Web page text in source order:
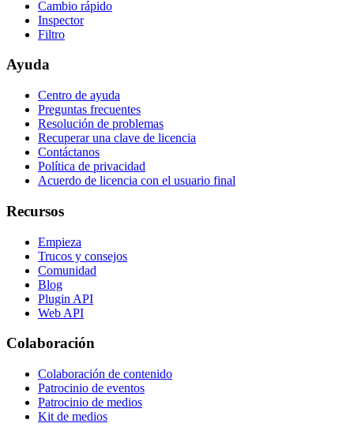
Cambio rápido
Inspector
Filtro
Ayuda
Centro de ayuda
Preguntas frecuentes
Resolución de problemas
Recuperar una clave de licencia
Contáctanos
Política de privacidad
Acuerdo de licencia con el usuario final
Recursos
Empieza
Trucos y consejos
Comunidad
Blog
Plugin API
Web API
Colaboración
Colaboración de contenido
Patrocinio de eventos
Patrocinio de medios
Kit de medios